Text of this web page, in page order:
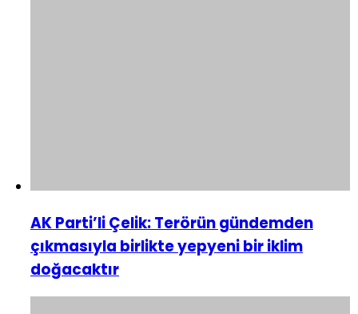
AK Parti’li Çelik: Terörün gündemden
çıkmasıyla birlikte yepyeni bir iklim
doğacaktır